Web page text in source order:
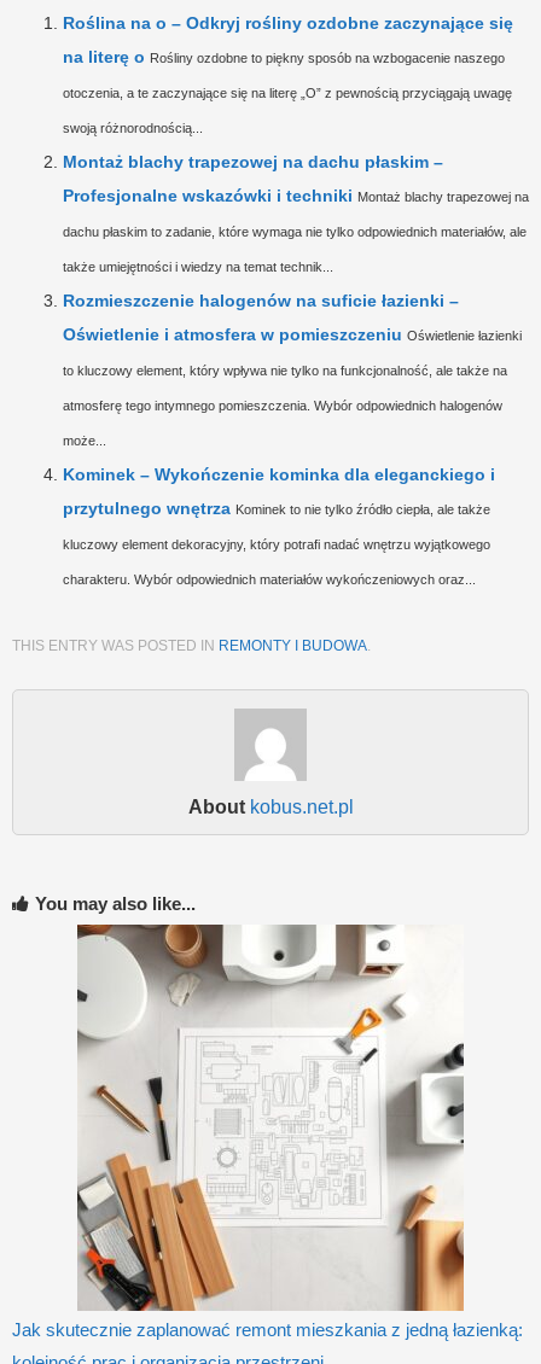
Roślina na o – Odkryj rośliny ozdobne zaczynające się
na literę o Rośliny ozdobne to piękny sposób na wzbogacenie naszego
otoczenia, a te zaczynające się na literę „O” z pewnością przyciągają uwagę
swoją różnorodnością...
Montaż blachy trapezowej na dachu płaskim –
Profesjonalne wskazówki i techniki Montaż blachy trapezowej na
dachu płaskim to zadanie, które wymaga nie tylko odpowiednich materiałów, ale
także umiejętności i wiedzy na temat technik...
Rozmieszczenie halogenów na suficie łazienki –
Oświetlenie i atmosfera w pomieszczeniu Oświetlenie łazienki
to kluczowy element, który wpływa nie tylko na funkcjonalność, ale także na
atmosferę tego intymnego pomieszczenia. Wybór odpowiednich halogenów
może...
Kominek – Wykończenie kominka dla eleganckiego i
przytulnego wnętrza Kominek to nie tylko źródło ciepła, ale także
kluczowy element dekoracyjny, który potrafi nadać wnętrzu wyjątkowego
charakteru. Wybór odpowiednich materiałów wykończeniowych oraz...
THIS ENTRY WAS POSTED IN REMONTY I BUDOWA
About kobus.net.pl
You may also like...
Jak skutecznie zaplanować remont mieszkania z jedną łazienką: